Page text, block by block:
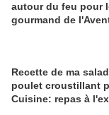
autour du feu pour
gourmand de
Recette de ma
poulet croustillant
Cuisine: repas à